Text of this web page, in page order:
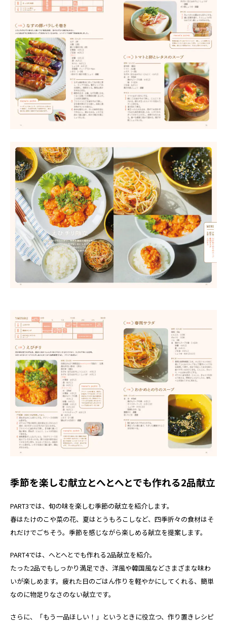
季節を楽しむ献立とへとへとでも作れる2品献立
PART3では、旬の味を楽しむ季節の献立を紹介します。
春はたけのこや菜の花、夏はとうもろこしなど、四季折々の食材はそ
れだけでごちそう。季節を感じながら楽しめる献立を提案します。
PART4では、へとへとでも作れる2品献立を紹介。
たった2品でもしっかり満足でき、洋風や韓国風などさまざまな味わ
いが楽しめます。疲れた日のごはん作りを軽やかにしてくれる、簡単
なのに物足りなさのない献立です。
さらに、「もう一品ほしい！」というときに役立つ、作り置きレシピ